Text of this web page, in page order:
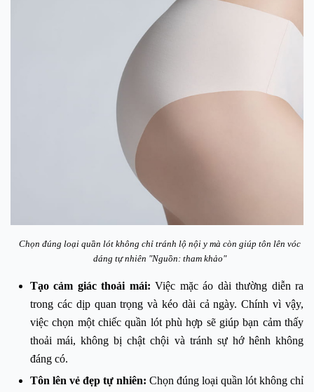
Chọn đúng loại quần lót không chỉ tránh lộ nội y mà còn giúp tôn lên vóc
dáng tự nhiên "Nguồn: tham khảo"
Tạo cảm giác thoải mái:Việc mặc áo dài thường diễn ra
trong các dịp quan trọng và kéo dài cả ngày. Chính vì vậy,
việc chọn một chiếc quần lót phù hợp sẽ giúp bạn cảm thấy
thoải mái, không bị chật chội và tránh sự hớ hênh không
đáng có.
Tôn lên vẻ đẹp tự nhiên: Chọn đúng loại quần lót không chỉ